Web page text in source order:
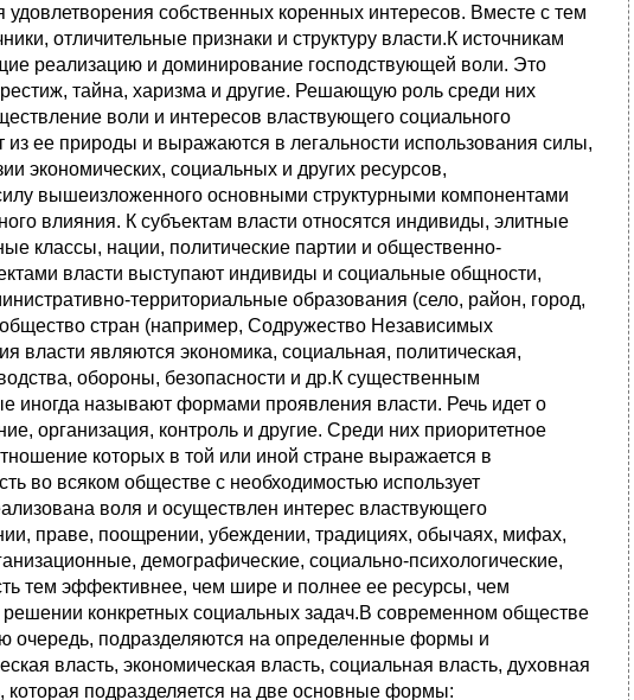
собственных коренных интересов. Вместе с тем
отличительные признаки и структуру власти.К источникам
реализацию и доминирование господствующей воли. Это
тайна, харизма и другие. Решающую роль среди них
воли и интересов властвующего социального
из ее природы и выражаются в легальности использования силы,
экономических, социальных и других ресурсов,
вышеизложенного основными структурными компонентами
влияния. К субъектам власти относятся индивиды, элитные
классы, нации, политические партии и общественно-
власти выступают индивиды и социальные общности,
территориальные образования (село, район, город,
стран (например, Содружество Независимых
власти являются экономика, социальная, политическая,
обороны, безопасности и др.К существенным
иногда называют формами проявления власти. Речь идет о
организация, контроль и другие. Среди них приоритетное
которых в той или иной стране выражается в
во всяком обществе с необходимостью использует
воля и осуществлен интерес властвующего
праве, поощрении, убеждении, традициях, обычаях, мифах,
демографические, социально-психологические,
тем эффективнее, чем шире и полнее ее ресурсы, чем
конкретных социальных задач.В современном обществе
очередь, подразделяются на определенные формы и
власть, экономическая власть, социальная власть, духовная
которая подразделяется на две основные формы: